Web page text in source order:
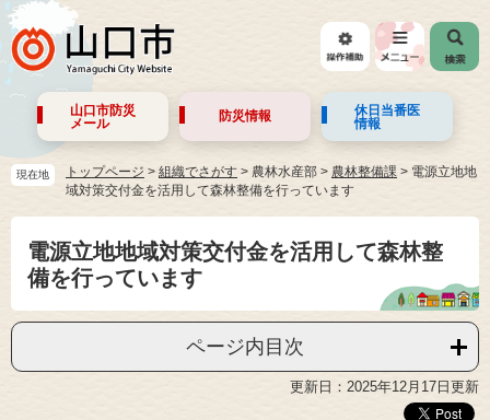
山口市防災
メール
防災情報
休日当番医
情報
現在地 トップページ > 組織でさがす > 農林水産部 > 農林整備課 > 電源立地地
域対策交付金を活用して森林整備を行っています
電源立地地域対策交付金を活用して森林整
備を行っています
ページ内目次
更新日：2025年12月17日更新